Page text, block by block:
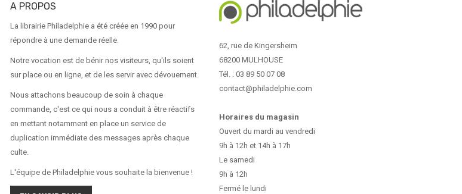
A PROPOS
La librairie Philadelphie a été créée en 1990 pour
répondre à une demande réelle.
Notre vocation est de bénir nos visiteurs, qu'ils soient
sur place ou en ligne, et de les servir avec dévouement.
Nous attachons beaucoup de soin à chaque
commande, c'est ce qui nous a conduit à être réactifs
en mettant notamment en place un service de
duplication immédiate des messages après chaque
culte.
L'équipe de Philadelphie vous souhaite la bienvenue !
62, rue de Kingersheim
68200 MULHOUSE
Tél. : 03 89 50 07 08
contact@philadelphie.com
Horaires du magasin
Ouvert du mardi au vendredi
9h à 12h et 14h à 17h
Le samedi
9h à 12h
Fermé le lundi